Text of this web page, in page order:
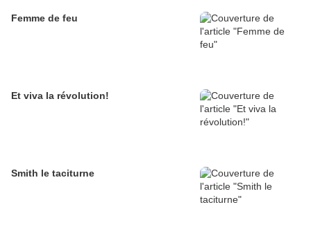
Femme de feu
Et viva la révolution!
Smith le taciturne